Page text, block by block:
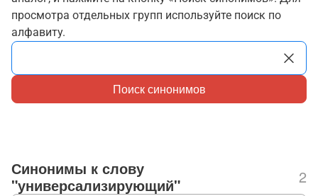
просмотра отдельных групп используйте поиск по
алфавиту.
Поиск синонимов
Синонимы к слову
"универсализирующий"
2